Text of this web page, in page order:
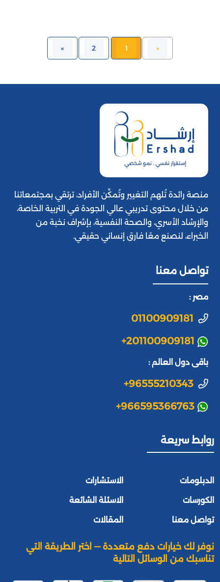
«
1
2
»
منصة رائدة تُلهم التغيير وتُمكِّن الأفراد، ترتقي بمجتمعاتنا
من خلال محتوى تدريبي عالي الجودة في التربية الخاصة،
والإرشاد الأسري، والصحة النفسية، بإشراف نخبة من
الخبراء، لنصنع معًا فارق إنساني حقيقي.
تواصل معنا
مصر :
01100909181
+201100909181
باقى دول العالم :
+96555210343
+966595366763
روابط سريعة
الدبلومات الاستشارات
الكورسات الاسئلة الشائعة
تواصل معنا المقالات
نوفر لك خيارات دفع متعددة — اختر الطريقة التي
تناسبك من الوسائل التالية